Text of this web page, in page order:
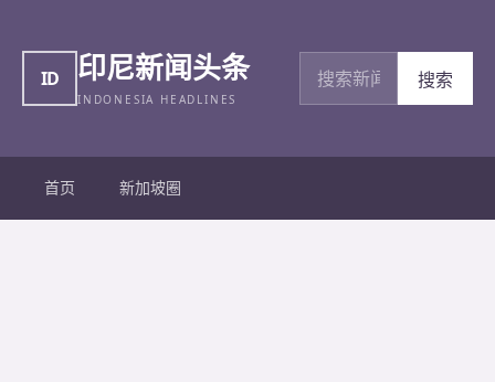
ID 印尼新闻头条
INDONESIA HEADLINES
搜索新闻
搜索
首页 新加坡圈